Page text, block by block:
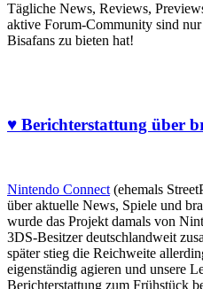
Tägliche News, Reviews,
aktive Forum-Community sind
Bisafans zu bieten hat!
♥ Berichterstattung über
Nintendo Connect (ehemals
über aktuelle News, Spiele und
wurde das Projekt damals von
3DS-Besitzer deutschlandweit
später stieg die Reichweite
eigenständig agieren und unsere
Berichterstattung zum Frühstück